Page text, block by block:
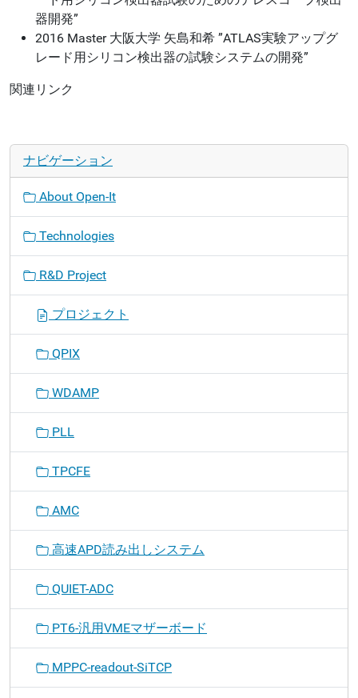
器開発”
2016 Master 大阪大学 矢島和希 ”ATLAS実験アップグ
レード用シリコン検出器の試験システムの開発”
関連リンク
ナビゲーション
About Open-It
Technologies
R&D Project
プロジェクト
QPIX
WDAMP
PLL
TPCFE
AMC
高速APD読み出しシステム
QUIET-ADC
PT6-汎用VMEマザーボード
MPPC-readout-SiTCP